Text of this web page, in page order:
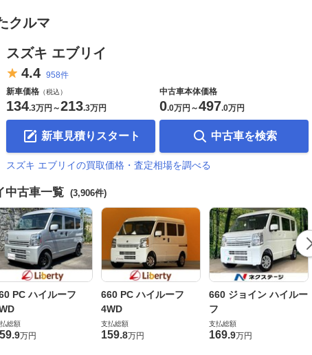
クルマ
スズキ エブリイ
4.4 958件
新車価格 （税込）
134.3万円 ～213.3万円
新車見積りスタート
中古車本体価格
0.0万円 ～497.0万円
中古車を検索
スズキ エブリイの買取価格・査定相場を調べる
中古車一覧 (3,906件)
PC ハイルーフ
総額
.9万円
660 PC ハイルーフ
4WD
支払総額
159.8万円
660 ジョイン ハイルー
フ
支払総額
169.9万円